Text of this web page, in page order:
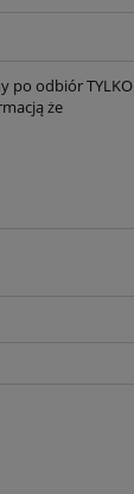
po odbiór TYLKO
że